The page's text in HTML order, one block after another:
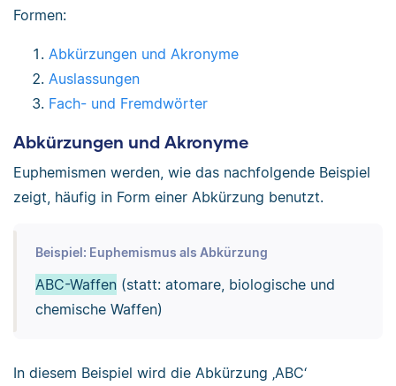
Formen:
Abkürzungen und Akronyme
Auslassungen
Fach- und Fremdwörter
Abkürzungen und Akronyme
Euphemismen werden, wie das nachfolgende Beispiel
zeigt, häufig in Form einer Abkürzung benutzt.
Beispiel: Euphemismus als Abkürzung
ABC-Waffen(statt: atomare, biologische und
chemische Waffen)
In diesem Beispiel wird die Abkürzung ‚ABC‘